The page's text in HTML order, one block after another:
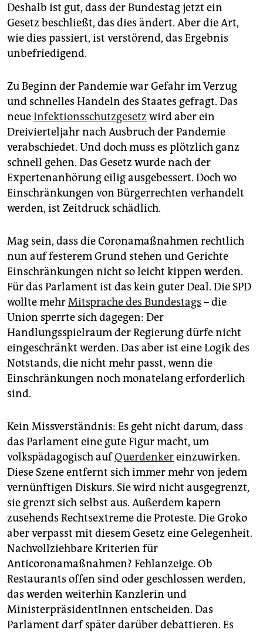
Deshalb ist gut, dass der Bundestag jetzt ein
Gesetz beschließt, das dies ändert. Aber die Art,
wie dies passiert, ist verstörend, das Ergebnis
unbefriedigend.
Zu Beginn der Pandemie war Gefahr im Verzug
und schnelles Handeln des Staates gefragt. Das
neueInfektionsschutzgesetz wird aber ein
Dreivierteljahr nach Ausbruch der Pandemie
verabschiedet. Und doch muss es plötzlich ganz
schnell gehen. Das Gesetz wurde nach der
Experten­anhörung eilig ausgebessert. Doch wo
Einschränkungen von Bürgerrechten verhandelt
werden, ist Zeitdruck schädlich.
Mag sein, dass die Coronamaßnahmen rechtlich
nun auf festerem Grund stehen und Gerichte
Einschränkungen nicht so leicht kippen werden.
Für das Parlament ist das kein guter Deal. Die SPD
wollte mehrMitsprache des Bundestags – die
Union sperrte sich dagegen: Der
Handlungsspielraum der Regierung dürfe nicht
eingeschränkt werden. Das aber ist eine Logik des
Notstands, die nicht mehr passt, wenn die
Einschränkungen noch monatelang erforderlich
sind.
Kein Missverständnis: Es geht nicht darum, dass
das Parlament eine gute Figur macht, um
volkspädagogisch aufQuerdenkereinzuwirken.
Diese Szene entfernt sich immer mehr von jedem
vernünftigen Diskurs. Sie wird nicht ausgegrenzt,
sie grenzt sich selbst aus. Außerdem kapern
zusehends Rechtsextreme die Proteste. Die Groko
aber verpasst mit diesem Gesetz eine Gelegenheit.
Nachvollziehbare Kriterien für
Anticoronamaßnahmen? Fehlanzeige. Ob
Restaurants offen sind oder geschlossen werden,
das werden weiterhin Kanzlerin und
MinisterpräsidentInnen entscheiden. Das
Parlament darf später darüber debattieren. Es